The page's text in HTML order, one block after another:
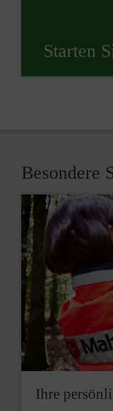
Starten
Besondere
Ihre